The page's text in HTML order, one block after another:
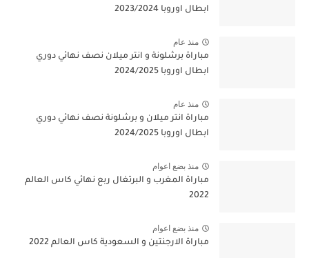
ابطال اوروبا 2023/2024
منذ عام
مباراة برشلونة و انتر ميلان نصف نهائي دوري
ابطال اوروبا 2024/2025
منذ عام
مباراة انتر ميلان و برشلونة نصف نهائي دوري
ابطال اوروبا 2024/2025
منذ بضع اعوام
مباراة المغرب و البرتغال ربع نهائي كاس العالم
2022
منذ بضع اعوام
مباراة الارجنتين و السعودية كاس العالم 2022